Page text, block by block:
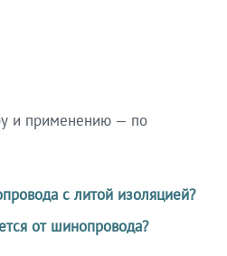
и применению — по
с литой изоляцией?
от шинопровода?